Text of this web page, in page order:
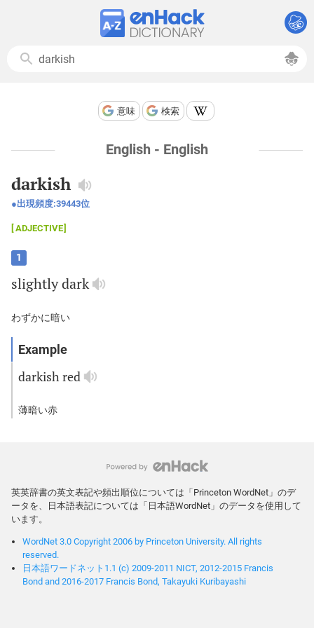
意味 検索
English - English
darkish
出現頻度:39443位
ADJECTIVE
1
slightlydark
わずかに暗い
darkishred
薄暗い赤
英英辞書の英文表記や頻出順位については「Princeton WordNet」のデ
ータを、日本語表記については「日本語WordNet」のデータを使用して
います。
WordNet 3.0 Copyright 2006 by Princeton University. All rights
reserved.
日本語ワードネット1.1 (c) 2009-2011 NICT, 2012-2015 Francis
Bond and 2016-2017 Francis Bond, Takayuki Kuribayashi